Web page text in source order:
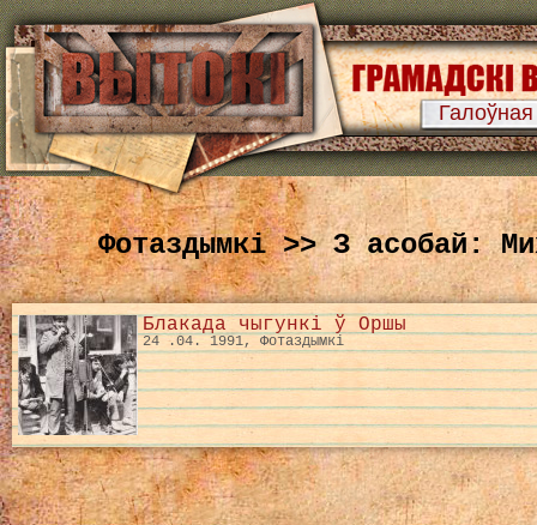
Галоўная
Фотаздымкі >> З асобай:
Блакада чыгункі ў Оршы
24 .04. 1991, Фотаздымкі